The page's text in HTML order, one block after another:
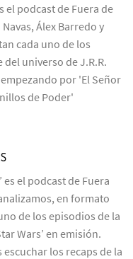
el podcast de Fuera de
Álex Barredo y
cada uno de los
universo de J.R.R.
por 'El Señor
de Poder'
es el podcast de Fuera
en formato
de los episodios de la
Wars’ en emisión.
los recaps de la